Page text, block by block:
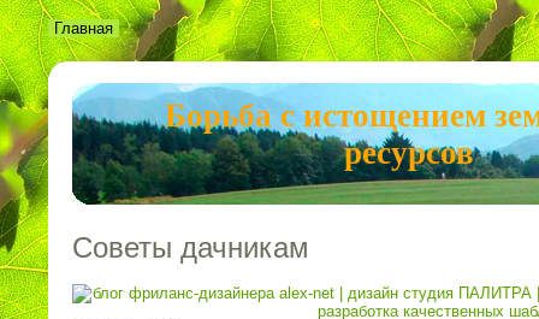
Борьба с истощением
ресурсов
Главная
Советы дачникам